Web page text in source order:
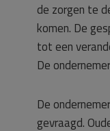
de zorgen te
komen. De
tot een
De
De
gevraagd.